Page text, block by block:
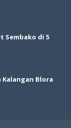
Sembako di 5
Kalangan Blora